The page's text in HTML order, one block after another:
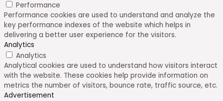
Performance
Performance cookies are used to understand and analyze the
key performance indexes of the website which helps in
delivering a better user experience for the visitors.
Analytics
Analytics
Analytical cookies are used to understand how visitors interact
with the website. These cookies help provide information on
metrics the number of visitors, bounce rate, traffic source, etc.
Advertisement